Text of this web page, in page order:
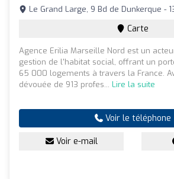
Le Grand Large, 9 Bd de Dunkerque -
Carte
Agence Erilia Marseille Nord est un
gestion de l'habitat social, offrant un
65 000 logements à travers la France.
dévouée de 913 profes... Lire la suite
Voir le téléphone
Voir e-mail